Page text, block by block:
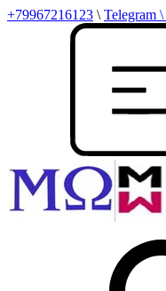
+79967216123 \ Telegram